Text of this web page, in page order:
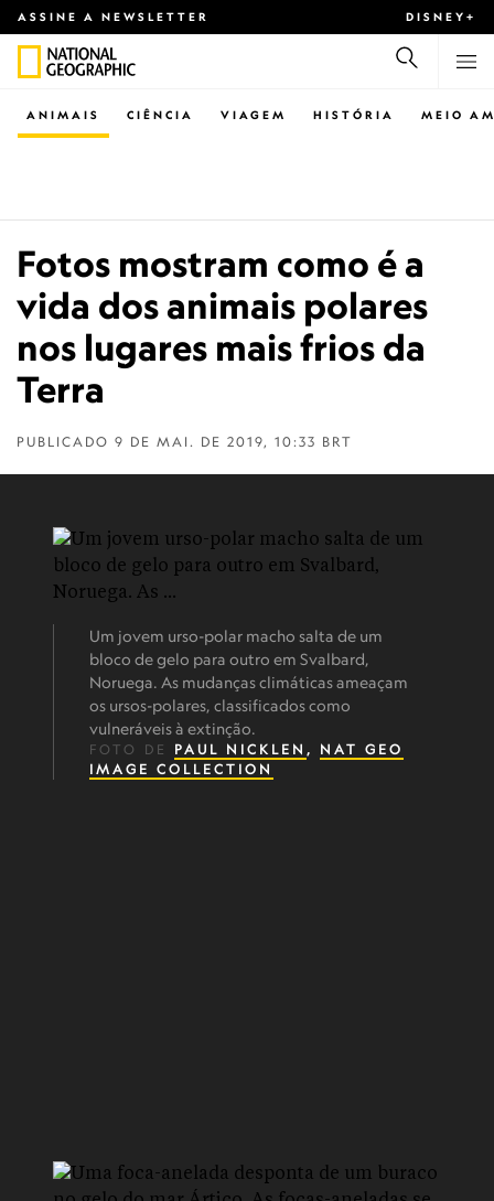
ASSINE A NEWSLETTER DISNEY+
CIÊNCIA VIAGEM
ANIMAIS HISTÓRIA MEIO
Fotos mostram como é a
vida dos animais polares
nos lugares mais frios da
Terra
PUBLICADO 9 DE MAI. DE 2019, 10:33 BRT
Um jovem urso-polar macho salta de um
bloco de gelo para outro em Svalbard,
Noruega. As mudanças climáticas ameaçam
os ursos-polares, classificados como
vulneráveis à extinção.
FOTO DE PAUL NICKLEN , NAT GEO
IMAGE COLLECTION